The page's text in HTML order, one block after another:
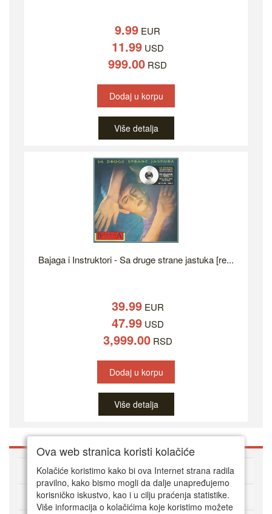
9.99 EUR
11.99USD
999.00 RSD
Dodaj u korpu
Više detalja
Bajaga i Instruktori - Sa druge strane jastuka [re...
39.99EUR
47.99USD
3,999.00RSD
Dodaj u korpu
Više detalja
O DVD Zoni
Kako kupovati online
Ova web stranica koristi kolačiće
Kolačiće koristimo kako bi ova Internet strana radila
pravilno, kako bismo mogli da dalje unapređujemo
korisničko iskustvo, kao i u cilju praćenja statistike.
Više informacija o kolačićima koje koristimo možete